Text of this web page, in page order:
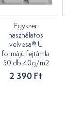
Egyszer
használatos
velvesa® U
formájú fejtámla
50 db 40g/m2
2 390 Ft